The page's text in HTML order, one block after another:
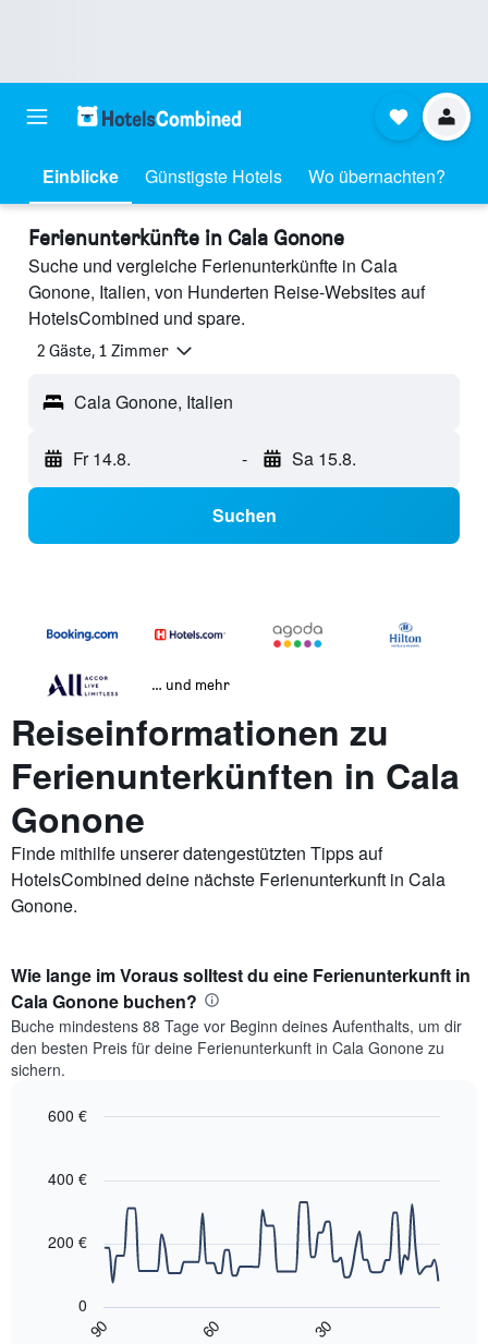
Einblicke Günstigste Hotels Wo übernachten?
Ferienunterkünfte in Cala Gonone
Suche und vergleiche Ferienunterkünfte in Cala
Gonone, Italien, von Hunderten Reise-Websites auf
HotelsCombined und spare.
2 Gäste, 1 Zimmer
Cala Gonone, Italien
Fr 14.8. - Sa 15.8.
Suchen
… und mehr
Reiseinformationen zu
Ferienunterkünften in Cala
Gonone
Finde mithilfe unserer datengestützten Tipps auf
HotelsCombined deine nächste Ferienunterkunft in Cala
Gonone.
Wie lange im Voraus solltest du eine Ferienunterkunft in
Cala Gonone buchen?
Buche mindestens 88 Tage vor Beginn deines Aufenthalts, um dir
den besten Preis für deine Ferienunterkunft in Cala Gonone zu
sichern.
with
Diagramm
90 60 30
0
200 €
400 €
600 €